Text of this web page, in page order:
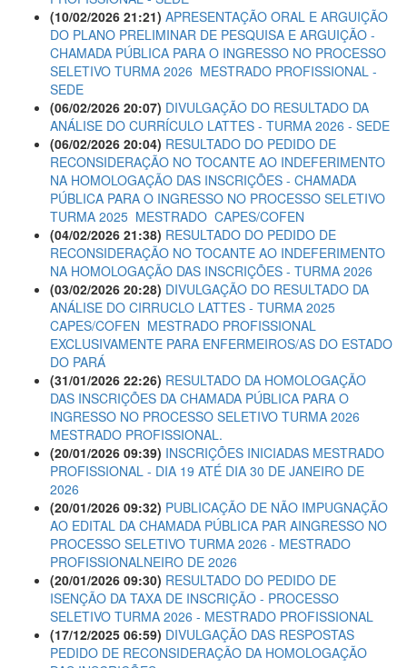
(10/02/2026 21:21) APRESENTAÇÃO ORAL E ARGUIÇÃO
DO PLANO PRELIMINAR DE PESQUISA E ARGUIÇÃO -
CHAMADA PÚBLICA PARA O INGRESSO NO PROCESSO
SELETIVO TURMA 2026  MESTRADO PROFISSIONAL -
SEDE
(06/02/2026 20:07) DIVULGAÇÃO DO RESULTADO DA
ANÁLISE DO CURRÍCULO LATTES - TURMA 2026 - SEDE
(06/02/2026 20:04) RESULTADO DO PEDIDO DE
RECONSIDERAÇÃO NO TOCANTE AO INDEFERIMENTO
NA HOMOLOGAÇÃO DAS INSCRIÇÕES - CHAMADA
PÚBLICA PARA O INGRESSO NO PROCESSO SELETIVO
TURMA 2025  MESTRADO  CAPES/COFEN
(04/02/2026 21:38) RESULTADO DO PEDIDO DE
RECONSIDERAÇÃO NO TOCANTE AO INDEFERIMENTO
NA HOMOLOGAÇÃO DAS INSCRIÇÕES - TURMA 2026
(03/02/2026 20:28) DIVULGAÇÃO DO RESULTADO DA
ANÁLISE DO CIRRUCLO LATTES - TURMA 2025 
CAPES/COFEN  MESTRADO PROFISSIONAL
EXCLUSIVAMENTE PARA ENFERMEIROS/AS DO ESTADO
DO PARÁ
(31/01/2026 22:26) RESULTADO DA HOMOLOGAÇÃO
DAS INSCRIÇÕES DA CHAMADA PÚBLICA PARA O
INGRESSO NO PROCESSO SELETIVO TURMA 2026 
MESTRADO PROFISSIONAL.
(20/01/2026 09:39) INSCRIÇÕES INICIADAS MESTRADO
PROFISSIONAL - DIA 19 ATÉ DIA 30 DE JANEIRO DE
2026
(20/01/2026 09:32) PUBLICAÇÃO DE NÃO IMPUGNAÇÃO
AO EDITAL DA CHAMADA PÚBLICA PAR AINGRESSO NO
PROCESSO SELETIVO TURMA 2026 - MESTRADO
PROFISSIONALNEIRO DE 2026
(20/01/2026 09:30) RESULTADO DO PEDIDO DE
ISENÇÃO DA TAXA DE INSCRIÇÃO - PROCESSO
SELETIVO TURMA 2026 - MESTRADO PROFISSIONAL
(17/12/2025 06:59) DIVULGAÇÃO DAS RESPOSTAS
PEDIDO DE RECONSIDERAÇÃO DA HOMOLOGAÇÃO